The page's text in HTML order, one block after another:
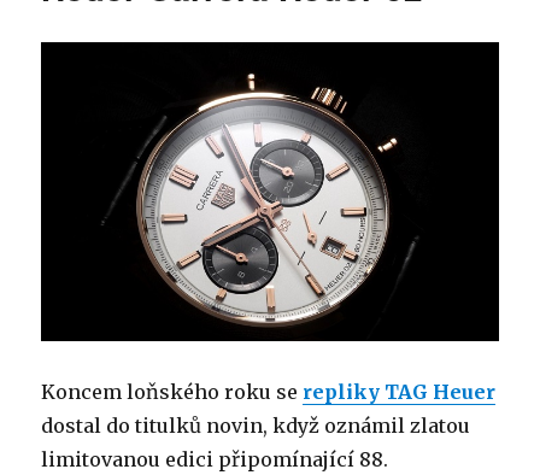
Koncem loňského roku se repliky TAG Heuer
dostal do titulků novin, když oznámil zlatou
limitovanou edici připomínající 88.